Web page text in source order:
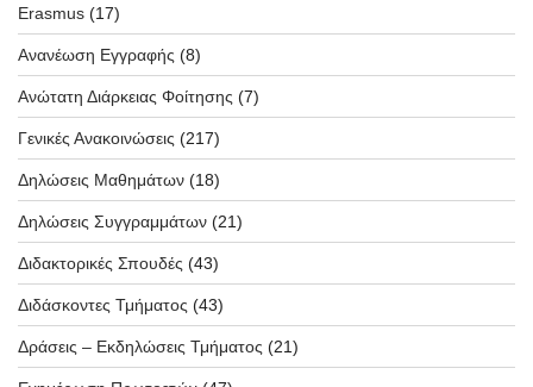
Erasmus (17)
Ανανέωση Εγγραφής (8)
Ανώτατη Διάρκειας Φοίτησης (7)
Γενικές Ανακοινώσεις (217)
Δηλώσεις Μαθημάτων (18)
Δηλώσεις Συγγραμμάτων (21)
Διδακτορικές Σπουδές (43)
Διδάσκοντες Τμήματος (43)
Δράσεις – Εκδηλώσεις Τμήματος (21)